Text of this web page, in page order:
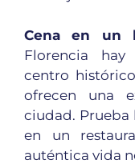
Cena en un
Florencia
centro
ofrecen una
ciudad. Prueba
en un
auténtica vida